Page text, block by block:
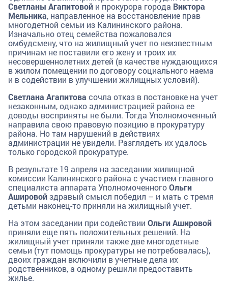
Светланы Агапитовой и прокурора города Виктора
Мельника, направленное на восстановление прав
многодетной семьи из Калининского района.
Изначально отец семейства пожаловался
омбудсмену, что на жилищный учет по неизвестным
причинам не поставили его жену и троих их
несовершеннолетних детей (в качестве нуждающихся
в жилом помещении по договору социального наема
и в содействии в улучшении жилищных условий).
Светлана Агапитова сочла отказ в постановке на учет
незаконным, однако администрацией района ее
доводы восприняты не были. Тогда Уполномоченный
направила свою правовую позицию в прокуратуру
района. Но там нарушений в действиях
администрации не увидели. Разглядеть их удалось
только городской прокуратуре.
В результате 19 апреля на заседании жилищной
комиссии Калининского района с участием главного
специалиста аппарата УполномоченногоОльги
Ашировойздравый смысл победил – и мать с тремя
детьми наконец-то приняли на жилищный учет.
На этом заседании при содействии Ольги Ашировой
приняли еще пять положительных решений. На
жилищный учет приняли также две многодетные
семьи (тут помощь прокуратуры не потребовалась),
двоих граждан включили в учетные дела их
родственников, а одному решили предоставить
жилье.